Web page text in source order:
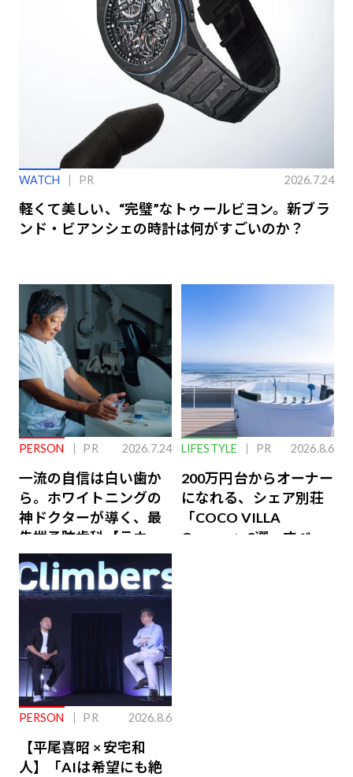
WATCH PR 2026.7.24
軽くて美しい、“完璧”なトゥールビヨン。新ブラ
ンド・ビアンシェの時計は何がすごいのか？
PERSON PR 2026.7.24
一流の自信は白い歯か
ら。ホワイトニングの
神ドクターが導く、最
先端予防歯科【ラウン
ジ会員特典あり】
LIFESTYLE PR 2026.8.6
200万円台からオーナー
になれる、シェア別荘
「COCO VILLA
Owners」3選。すべて
PERSON PR 2026.8.6
【平尾喜昭 × 安宅和
人】「AIは希望にも絶